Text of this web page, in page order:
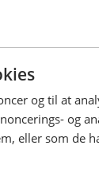
og til at
og
eller som de